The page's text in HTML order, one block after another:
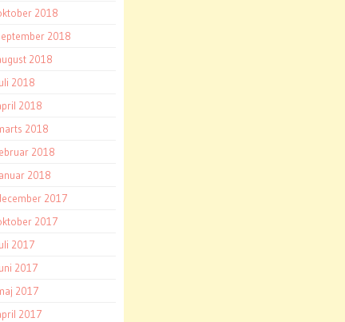
2018
2018
2018
2018
2018
2018
2018
2018
2017
2017
2017
2017
2017
2017